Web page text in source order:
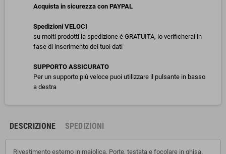
Acquista in sicurezza con PAYPAL
Spedizioni VELOCI
su molti prodotti la spedizione è GRATUITA, lo verificherai in
fase di inserimento dei tuoi dati
SUPPORTO ASSICURATO
Per un supporto più veloce puoi utilizzare il pulsante in basso
a destra
DESCRIZIONE SPEDIZIONI
Rivestimento esterno in maiolica. Porte, testata e focolare in ghisa.